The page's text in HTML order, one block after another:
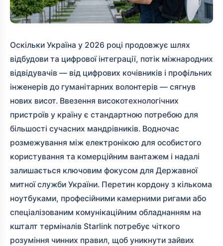
Оскільки Україна у 2026 році продовжує шлях
відбудови та цифрової інтеграції, потік міжнародних
відвідувачів — від цифрових кочівників і профільних
інженерів до гуманітарних волонтерів — сягнув
нових висот. Ввезення високотехнологічних
пристроїв у країну є стандартною потребою для
більшості сучасних мандрівників. Водночас
розмежування між електронікою для особистого
користування та комерційним вантажем і надалі
залишається ключовим фокусом для Державної
митної служби України. Перетин кордону з кількома
ноутбуками, професійними камерними ригами або
спеціалізованим комунікаційним обладнанням на
кшталт терміналів Starlink потребує чіткого
розуміння чинних правил, щоб уникнути зайвих